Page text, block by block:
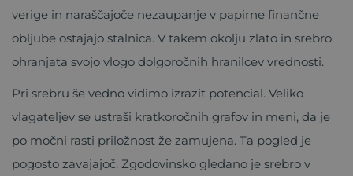
verige in naraščajoče nezaupanje v papirne finančne
obljube ostajajo stalnica. V takem okolju zlato in srebro
ohranjata svojo vlogo dolgoročnih hranilcev vrednosti.
Pri srebru še vedno vidimo izrazit potencial. Veliko
vlagateljev se ustraši kratkoročnih grafov in meni, da je
po močni rasti priložnost že zamujena. Ta pogled je
pogosto zavajajoč. Zgodovinsko gledano je srebro v